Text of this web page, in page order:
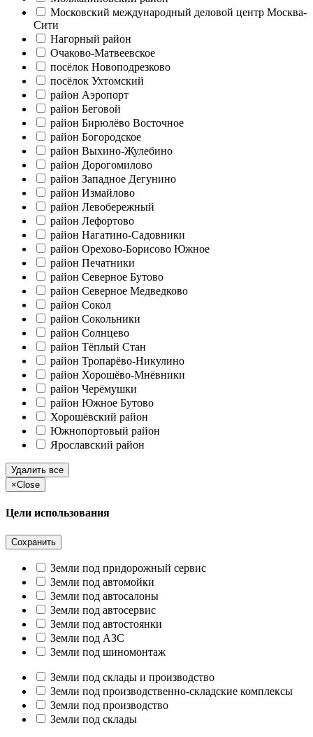
Московский международный деловой центр Москва-
Сити
Нагорный район
Очаково-Матвеевское
посёлок Новоподрезково
посёлок Ухтомский
район Аэропорт
район Беговой
район Бирюлёво Восточное
район Богородское
район Выхино-Жулебино
район Дорогомилово
район Западное Дегунино
район Измайлово
район Левобережный
район Лефортово
район Нагатино-Садовники
район Орехово-Борисово Южное
район Печатники
район Северное Бутово
район Северное Медведково
район Сокол
район Сокольники
район Солнцево
район Тёплый Стан
район Тропарёво-Никулино
район Хорошёво-Мнёвники
район Черёмушки
район Южное Бутово
Хорошёвский район
Южнопортовый район
Ярославский район
Удалить все
×Close
Цели использования
Сохранить
Земли под придорожный сервис
Земли под автомойки
Земли под автосалоны
Земли под автосервис
Земли под автостоянки
Земли под АЗС
Земли под шиномонтаж
Земли под склады и производство
Земли под производственно-складские комплексы
Земли под производство
Земли под склады